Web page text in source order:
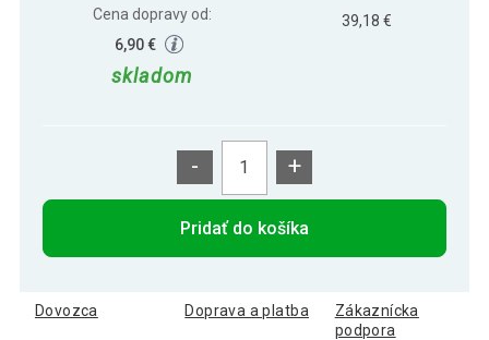
Cena dopravy od:
6,90 €
skladom
39,18 €
- +
Pridať do košíka
Dovozca Doprava a platba
Zákaznícka
podpora